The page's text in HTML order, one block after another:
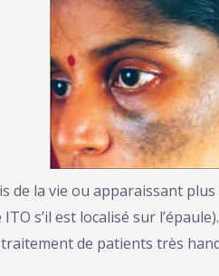
de la vie ou apparaissant
s’il est localisé sur
de patients très